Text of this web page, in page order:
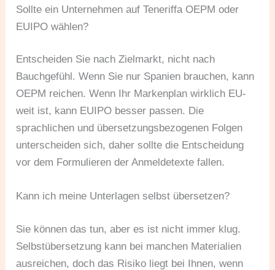
Sollte ein Unternehmen auf Teneriffa OEPM oder
EUIPO wählen?
Entscheiden Sie nach Zielmarkt, nicht nach
Bauchgefühl. Wenn Sie nur Spanien brauchen, kann
OEPM reichen. Wenn Ihr Markenplan wirklich EU-
weit ist, kann EUIPO besser passen. Die
sprachlichen und übersetzungsbezogenen Folgen
unterscheiden sich, daher sollte die Entscheidung
vor dem Formulieren der Anmeldetexte fallen.
Kann ich meine Unterlagen selbst übersetzen?
Sie können das tun, aber es ist nicht immer klug.
Selbstübersetzung kann bei manchen Materialien
ausreichen, doch das Risiko liegt bei Ihnen, wenn